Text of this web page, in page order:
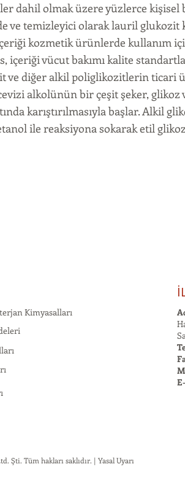
dahil olmak üzere yüzlerce kişisel
ve temizleyici olarak lauril glukozit
kozmetik ürünlerde kullanım
içeriği vücut bakımı kalite
ve diğer alkil poliglikozitlerin ticari
alkolünün bir çeşit şeker, glikoz
karıştırılmasıyla başlar. Alkil
ile reaksiyona sokarak etil
Kimyasalları
Şti. Tüm hakları saklıdır. | Yasal Uyarı